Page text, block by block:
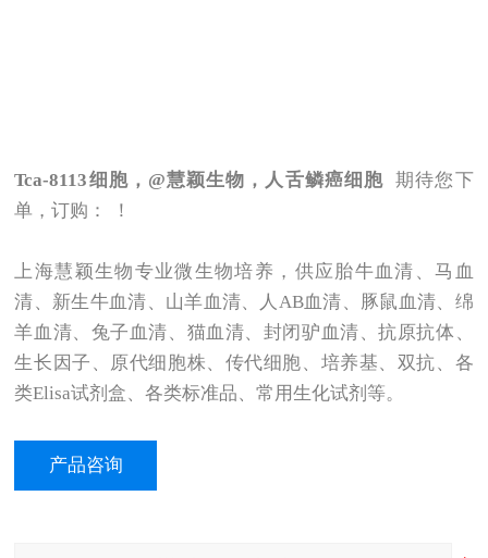
Tca-8113细胞，@慧颖生物，人舌鳞癌细胞 期待您下
单，订购： ！
上海慧颖生物专业微生物培养，供应胎牛血清、马血
清、新生牛血清、山羊血清、人AB血清、豚鼠血清、绵
羊血清、兔子血清、猫血清、封闭驴血清、抗原抗体、
生长因子、原代细胞株、传代细胞、培养基、双抗、各
类Elisa试剂盒、各类标准品、常用生化试剂等。
产品咨询